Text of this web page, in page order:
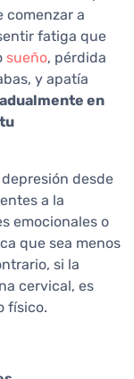
comenzar a
fatiga que
sueño, pérdida
y apatía
en
desde
a la
emocionales o
que sea menos
si la
cervical, es
físico.